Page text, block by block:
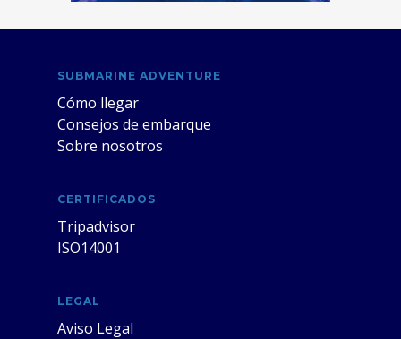
SUBMARINE ADVENTURE
Cómo llegar
Consejos de embarque
Sobre nosotros
CERTIFICADOS
Tripadvisor
ISO14001
LEGAL
Aviso Legal